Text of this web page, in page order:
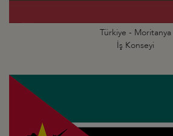
Türkiye - Moritanya
İş Konseyi